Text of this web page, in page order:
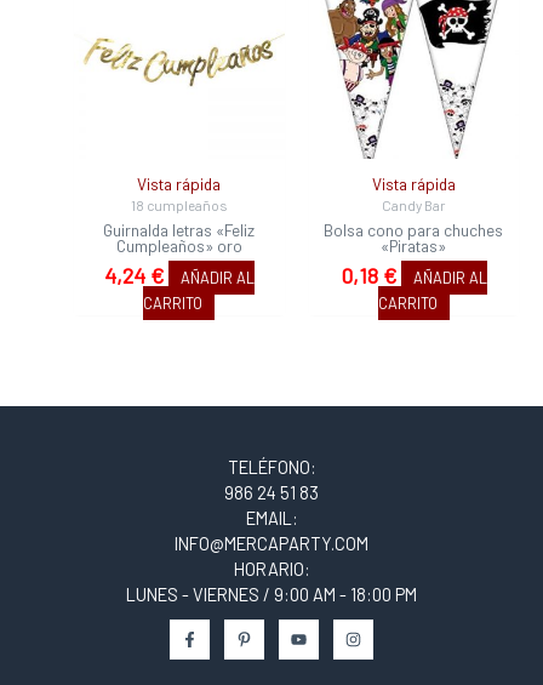
Vista rápida
18 cumpleaños
Guirnalda letras «Feliz
Cumpleaños» oro
4,24 €
AÑADIR AL
CARRITO
Vista rápida
Candy Bar
Bolsa cono para chuches
«Piratas»
0,18 €
AÑADIR AL
CARRITO
TELÉFONO:
986 24 51 83
EMAIL:
INFO@MERCAPARTY.COM
HORARIO:
LUNES - VIERNES / 9:00 AM - 18:00 PM